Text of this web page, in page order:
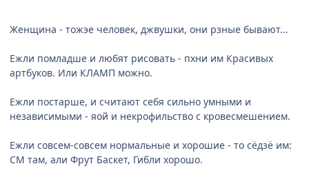
Женщина - тожэе человек, джвушки, они рзные бывают...
Ежли помладше и любят рисовать - пхни им Красивых
артбуков. Или КЛАМП можно.
Ежли постарше, и считают себя сильно умными и
независимыми - яой и некрофильство с кровесмешением.
Ежли совсем-совсем нормальные и хорошие - то сёдзё им:
СМ там, али Фрут Баскет, Гибли хорошо.